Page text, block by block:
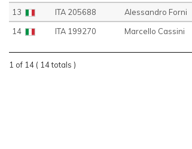
13
ITA 205688 Alessandro Forni
14
ITA 199270 Marcello Cassini
1 of 14 ( 14 totals )